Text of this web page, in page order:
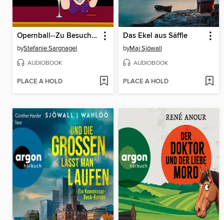
Opernball--Zu Besuch bei der Hautevolee (Ungekürzte Lesung)
byStefanie Sargnagel
AUDIOBOOK
PLACE A HOLD
Das Ekel aus Säffle
byMaj Sjöwall
AUDIOBOOK
PLACE A HOLD